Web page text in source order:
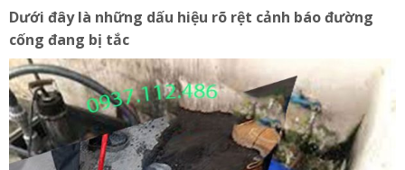
Dưới đây là những dấu hiệu rõ rệt cảnh báo đường
cống đang bị tắc